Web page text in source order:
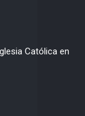
Católica en